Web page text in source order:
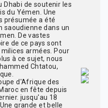
Dhabi de soutenir les
du Yémen. Une
présumée a été
saoudienne dans un
De vastes
de ce pays sont
armées. Pour
à ce sujet, nous
Chtatou,
d'Afrique des
en fête depuis
jusqu'au 18
grande et belle